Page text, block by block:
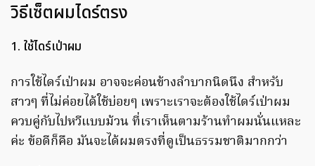
วิธีเซ็ตผมไดร์ตรง
1. ใช้ไดร์เป่าผม
การใช้ไดร์เป่าผม อาจจะค่อนข้างลำบากนิดนึง สำหรับ
สาวๆ ที่ไม่ค่อยได้ใช้บ่อยๆ เพราะเราจะต้องใช้ไดร์เป่าผม
ควบคู่กับไปหวีแบบม้วน ที่เราเห็นตามร้านทำผมนั่นแหละ
ค่ะ ข้อดีก็คือ มันจะได้ผมตรงที่ดูเป็นธรรมชาติมากกว่า